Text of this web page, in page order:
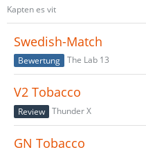
Kapten es vit
Swedish-Match
Bewertung The Lab 13
V2 Tobacco
Review Thunder X
GN Tobacco